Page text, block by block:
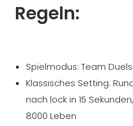
Regeln:
Spielmodus: Team
Klassisches Setting:
nach lock in 15
8000 Leben